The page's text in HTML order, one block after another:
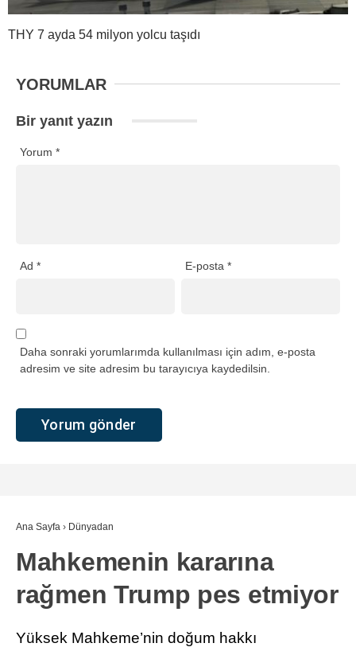
THY 7 ayda 54 milyon yolcu taşıdı
YORUMLAR
Bir yanıt yazın
Yorum *
Ad * E-posta*
Daha sonraki yorumlarımda kullanılması için adım, e-posta
adresim ve site adresim bu tarayıcıya kaydedilsin.
Ana Sayfa › Dünyadan
Mahkemenin kararına
rağmen Trump pes etmiyor
Yüksek Mahkeme’nin doğum hakkı